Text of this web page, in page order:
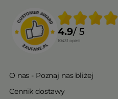
4.9/ 5
10431 opinii
O nas - Poznaj nas bliżej
Cennik dostawy